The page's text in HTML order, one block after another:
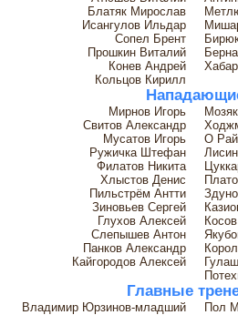
Блатяк Мирослав
Исангулов Ильдар
Сопел Брент
Прошкин Виталий
Конев Андрей
Кольцов Кирилл
Мирнов Игорь
Свитов Александр
Мусатов Игорь
О
Ружичка Штефан
Филатов Никита
Хлыстов Денис
Пильстрём Антти
Зиновьев Сергей
Глухов Алексей
Слепышев Антон
Панков Александр
Кайгородов Алексей
Главные
Владимир Юрзинов-младший Пол